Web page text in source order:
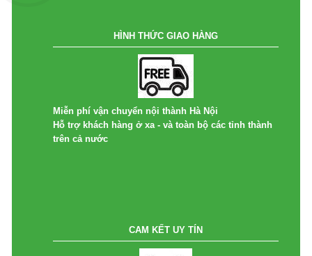
HÌNH THỨC GIAO HÀNG
Miễn phí vận chuyển nội thành Hà Nội
Hỗ trợ khách hàng ở xa - và toàn bộ các tỉnh thành
trên cả nước
CAM KẾT UY TÍN